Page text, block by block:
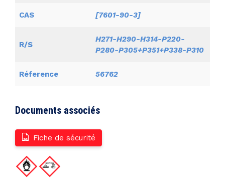
CAS [7601-90-3]
R/S
H271-H290-H314-P220-
P280-P305+P351+P338-P310
Réference 56762
Documents associés
Fiche de sécurité